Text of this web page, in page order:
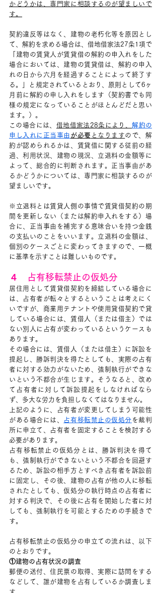
かどうかは、専門家に相談するのが望ましいで
す。
契約違反等はなく、建物の老朽化等を原因とし
て、解約を求める場合は、借地借家法27条1項で
「建物の賃貸人が賃貸借の解約の申入れをした
場合においては、建物の賃貸借は、解約の申入
れの日から六月を経過することによって終了す
る。」と規定されているとおり、原則として6ヶ
月前に解約の申し入れをします（契約書でも同
様の規定になっていることがほとんどだと思い
ます。）。
この場合には、 借地借家法28条により、解約の
申し入れに正当事由 が必要 となりますので、解
約が認められるかは、賃貸借に関する従前の経
過、利用状況、建物の現況、立退料の金額等に
よって、総合的に判断されます。正当事由があ
るかどうかについては、専門家に相談するのが
望ましいです。
※立退料とは賃貸人側の事情で賃貸借契約の期
間を更新しない（または解約申入れをする）場
合に、正当事由を補完する意味合いを持つ金銭
の支払いのことをいいます。立退料の金額は、
個別のケースごとに変わってきますので、一概
に基準を示すことは難しいものです。
４　占有移転禁止の仮処分
居住用として賃貸借契約を締結している場合に
は、占有者が転々とするということは考えにく
いですが、商業用テナントや使用貸借契約で貸
している場合には、賃借人（または借主）では
ない別人に占有が変わっているというケースも
あります。
その場合には、賃借人（または借主）に訴訟を
提起し、勝訴判決を得たとしても、実際の占有
者に対する効力がないため、強制執行ができな
いという不都合が生じます。そうなると、改め
て占有者に対して訴訟提起をしなければなら
ず、多大な労力を負担しなくてはなりません。
上記のように、占有者が変更してしまう可能性
がある場合には、
占有移転禁止の仮処分 を裁判
所に申立て、占有者を固定することを検討する
必要があります。
占有移転禁止の仮処分とは、勝訴判決を得て
も、強制執行ができないという不都合を回避す
るため、訴訟の相手方とすべき占有者を訴訟前
に固定し、その後、建物の占有が他の人に移転
されたとしても、仮処分の執行時点の占有者に
対する判決で、その後に占有を開始した者に対
しても、強制執行を可能とするための手続きで
す。
占有移転禁止の仮処分の申立ての流れは、以下
のとおりです。
①建物の占有状況の調査
郵便の送付、住民票の取得、実際に訪問をする
などして、誰が建物を占有しているか調査しま